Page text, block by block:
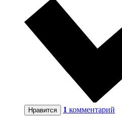
Нравится 1 комментарий